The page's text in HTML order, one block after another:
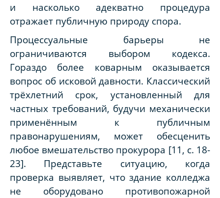
и насколько адекватно процедура
отражает публичную природу спора.
Процессуальные барьеры не
ограничиваются выбором кодекса.
Гораздо более коварным оказывается
вопрос об исковой давности. Классический
трёхлетний срок, установленный для
частных требований, будучи механически
применённым к публичным
правонарушениям, может обесценить
любое вмешательство прокурора [11, с. 18-
23]. Представьте ситуацию, когда
проверка выявляет, что здание колледжа
не оборудовано противопожарной